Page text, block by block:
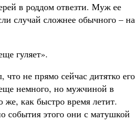
в роддом отвезти. Муж ее
случай сложнее обычного – на
гуляет».
не прямо сейчас дитятко его
немного, но мужчиной в
как быстро время летит.
события этого они с матушкой